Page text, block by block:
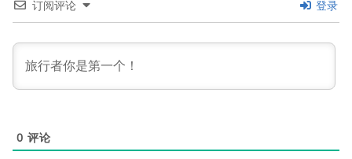
订阅评论 登录
0 评论